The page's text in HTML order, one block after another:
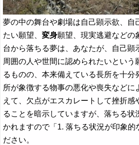
夢の中の舞台や劇場は自己顕示欲、自
たい願望、変身願望、現実逃避などの
台から落ちる夢は、あなたが、自己顕
周囲の人や世間に認められたいという
るものの、本来備えている長所を十分
所が象徴する物事の悪化や喪失などに
えて、欠点がエスカレートして挫折感
ることを暗示していますが、落ちる状
かれますので「1. 落ちる状況が印象的
ださい。